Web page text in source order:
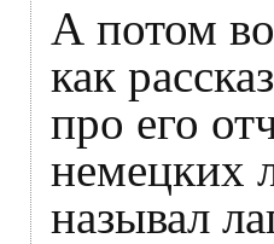
А потом
как
про его
немецких
называл